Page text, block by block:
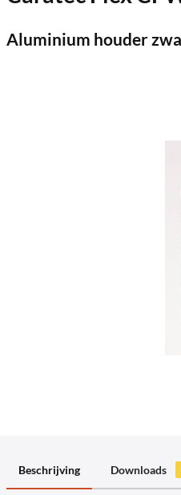
Aluminium houder
Beschrijving Downloads